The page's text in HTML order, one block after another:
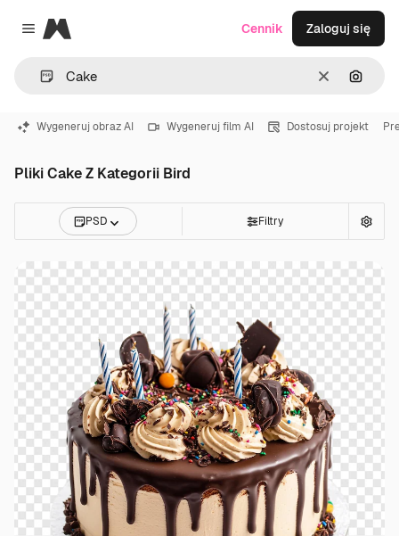
Close menu
Magnific
WyczyśćSzukaj
Cennik Zaloguj się
Wygeneruj obraz AI Wygeneruj film AI Dostosuj projekt
Pliki Cake Z Kategorii Bird
PSD Filtry